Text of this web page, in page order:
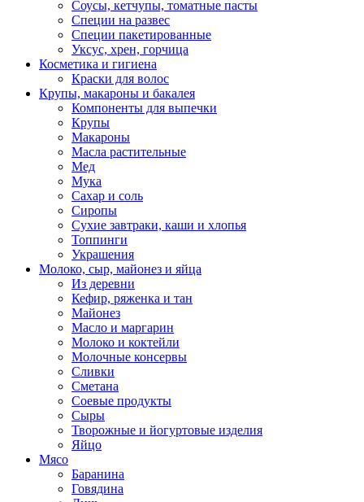
Соусы, кетчупы, томатные пасты
Специи на развес
Специи пакетированные
Уксус, хрен, горчица
Косметика и гигиена
Краски для волос
Крупы, макароны и бакалея
Компоненты для выпечки
Крупы
Макароны
Масла растительные
Мед
Мука
Сахар и соль
Сиропы
Сухие завтраки, каши и хлопья
Топпинги
Украшения
Молоко, сыр, майонез и яйца
Из деревни
Кефир, ряженка и тан
Майонез
Масло и маргарин
Молоко и коктейли
Молочные консервы
Сливки
Сметана
Соевые продукты
Сыры
Творожные и йогуртовые изделия
Яйцо
Мясо
Баранина
Говядина